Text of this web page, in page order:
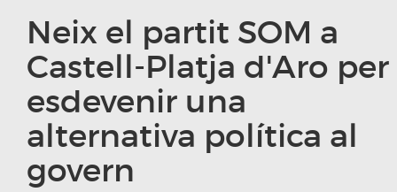
Neix el partit SOM a
Castell-Platja d'Aro per
esdevenir una
alternativa política al
govern